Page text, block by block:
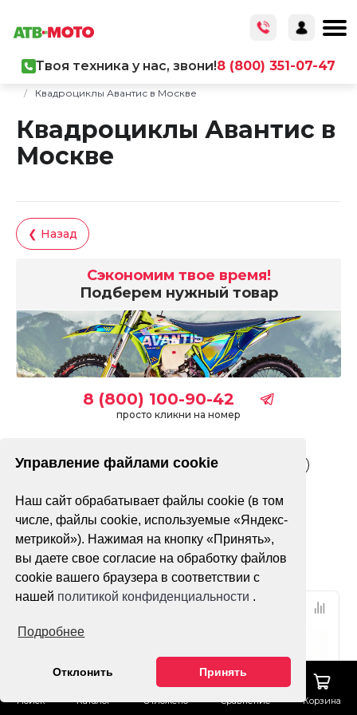
Управление файлами cookie
Наш сайт обрабатывает файлы cookie (в том
числе, файлы cookie, используемые «Яндекс-
метрикой»). Нажимая на кнопку «Принять»,
вы даете свое согласие на обработку файлов
cookie вашего браузера в соответствии с
нашей политикой конфиденциальности .
Подробнее
Отклонить Принять
Поиск Каталог Отложено Сравнение Корзина
Твоя техника у нас, звони!8 (800) 351-07-47
/
Квадроциклы Авантис в Москве
Квадроциклы Авантис в
Москве
❮ Назад
Сэкономим твое время!
Подберем нужный товар
8 (800) 100-90-42
просто кликни на номер
Взрослые Детские Подростковые
Только в наличии
Фильтр По популярности
Новое поступление!